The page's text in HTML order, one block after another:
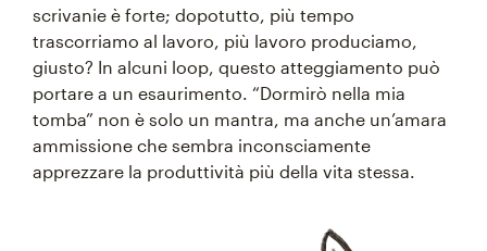
scrivanie è forte; dopotutto, più tempo
trascorriamo al lavoro, più lavoro produciamo,
giusto? In alcuni loop, questo atteggiamento può
portare a un esaurimento. “Dormirò nella mia
tomba” non è solo un mantra, ma anche un’amara
ammissione che sembra inconsciamente
apprezzare la produttività più della vita stessa.